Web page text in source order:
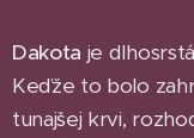
Dakota je
Keďže to bolo
tunajšej krvi,